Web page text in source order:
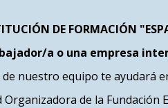
DE FORMACIÓN
a o una empresa
de nuestro equipo te ayudará
Organizadora de la Fundación